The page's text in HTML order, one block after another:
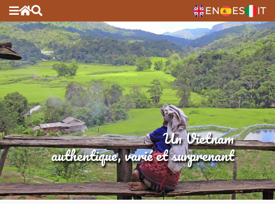
EN ES IT
Un Vietnam
authentique, varié et surprenant